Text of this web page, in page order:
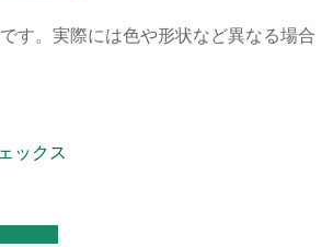
す。実際には色や形状など異なる場合
ックス